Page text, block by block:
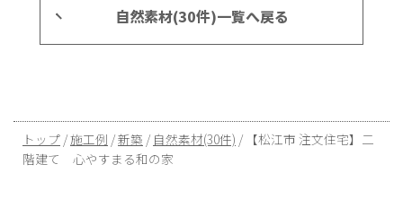
自然素材(30件)一覧へ戻る
現
在
トップ /施工例 /新築 / 自然素材(30件) / 【松江市 注文住宅】二
階建て 心やすまる和の家